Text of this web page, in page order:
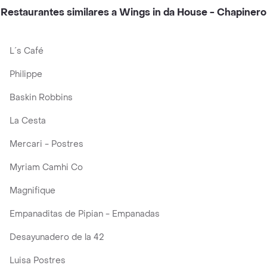
Restaurantes similares a Wings in da House - Chapinero
L´s Café
Philippe
Baskin Robbins
La Cesta
Mercari - Postres
Myriam Camhi Co
Magnifique
Empanaditas de Pipian - Empanadas
Desayunadero de la 42
Luisa Postres